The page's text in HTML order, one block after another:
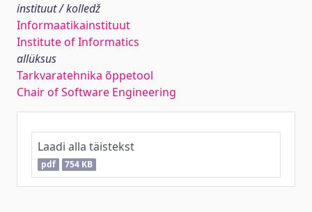
instituut / kolledž
Informaatikainstituut
Institute of Informatics
allüksus
Tarkvaratehnika õppetool
Chair of Software Engineering
Laadi alla täistekst
pdf 754 KB